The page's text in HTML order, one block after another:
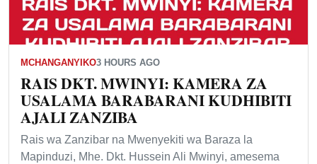
MCHANGANYIKO3 HOURS AGO
RAIS DKT. MWINYI: KAMERA ZA
USALAMA BARABARANI KUDHIBITI
AJALI ZANZIBA
Rais wa Zanzibar na Mwenyekiti wa Baraza la
Mapinduzi, Mhe. Dkt. Hussein Ali Mwinyi, amesema